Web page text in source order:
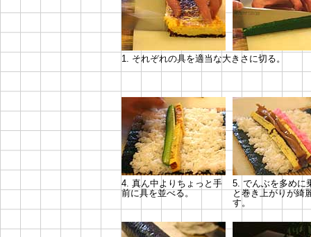
1. それぞれの具を適当な大きさに切る。
4. 真ん中よりちょっと手
前に具を並べる。
5. でんぶを多めに
と巻き上がりが綺
す。